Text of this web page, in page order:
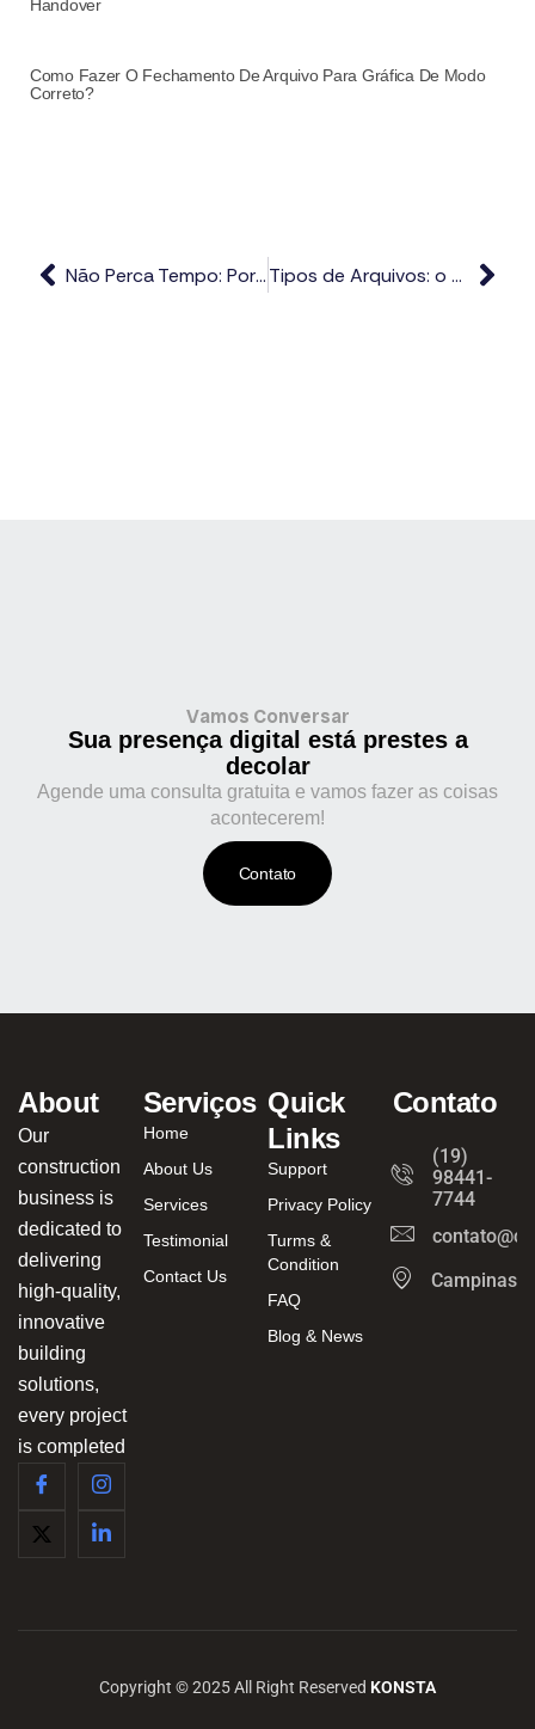
Handover
Como Fazer O Fechamento De Arquivo Para Gráfica De Modo
Correto?
Não Perca Tempo: Por Que Ter um Site em Campinas é Crucial para o Seu Negócio Tipos de Arquivos: o que significam e como utilizá-los…
Vamos Conversar
Sua presença digital está prestes a
decolar
Agende uma consulta gratuita e vamos fazer as coisas
acontecerem!
Contato
About
Our
construction
business is
dedicated to
delivering
high-quality,
innovative
building
solutions,
every project
is completed
Serviços
Home
About Us
Services
Testimonial
Contact Us
Quick
Links
Support
Privacy Policy
Turms &
Condition
FAQ
Blog & News
Contato
(19)
98441-
7744
Campinas/
Copyright © 2025 All Right Reserved KONSTA